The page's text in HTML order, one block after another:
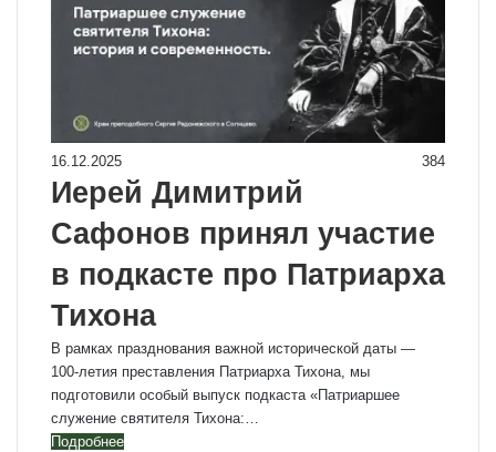
16.12.2025 384
Иерей Димитрий
Сафонов принял участие
в подкасте про Патриарха
Тихона
В рамках празднования важной исторической даты —
100-летия преставления Патриарха Тихона, мы
подготовили особый выпуск подкаста «Патриаршее
служение святителя Тихона:…
Подробнее